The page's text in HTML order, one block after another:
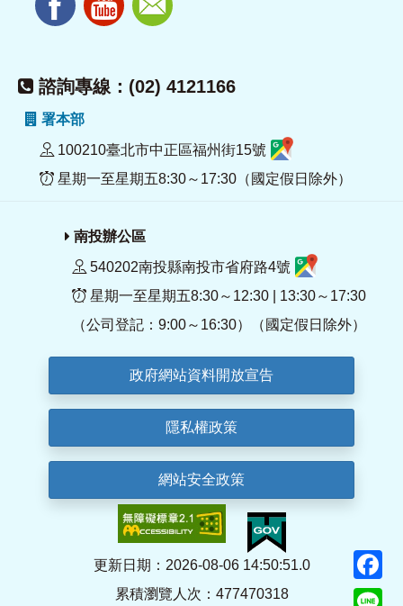
諮詢專線：(02) 4121166
署本部
100210臺北市中正區福州街15號
星期一至星期五8:30～17:30（國定假日除外）
南投辦公區
540202南投縣南投市省府路4號
星期一至星期五8:30～12:30 | 13:30～17:30
（公司登記：9:00～16:30）（國定假日除外）
政府網站資料開放宣告
隱私權政策
網站安全政策
更新日期：2026-08-06 14:50:51.0
累積瀏覽人次：477470318